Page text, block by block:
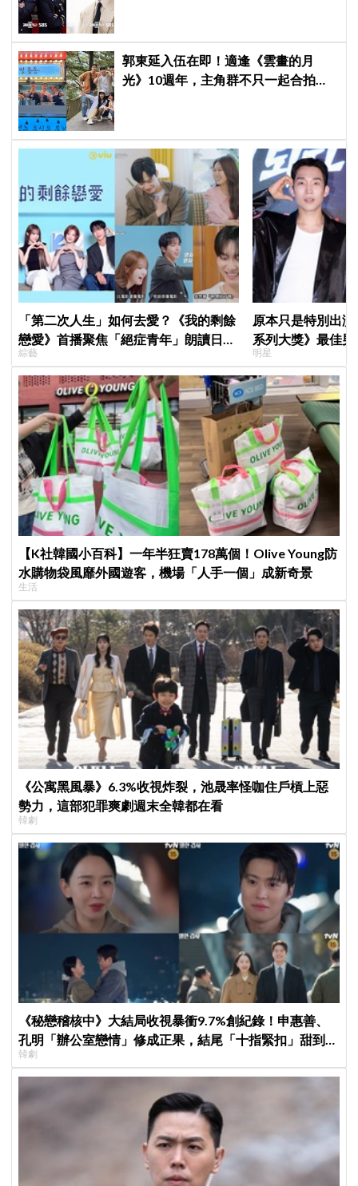
郭東延入伍在即！適逢《雲畫的月
光》10週年，主角群不只一起合拍畫
「第二次人生」如何去愛？《我的剩餘
戀愛》首播聚焦「絕症青年」朗讀日記
全場淚崩，初見面竟「撞見舊識」！
綜藝
原本只是特別出
系列大獎》最佳
鳥伙房兵》黃錫
演」傳奇
明星
【K社韓國小百科】一年半狂賣178萬個！Olive Young防
水購物袋風靡外國遊客，機場「人手一個」成新奇景
生活
《公寓黑風暴》6.3%收視炸裂，池晟率怪咖住戶槓上惡
勢力，這部犯罪爽劇週末全韓都在看
韓劇
《秘戀稽核中》大結局收視暴衝9.7%創紀錄！申惠善、
孔明「辦公室戀情」修成正果，結尾「十指緊扣」甜到蛀
牙
韓劇